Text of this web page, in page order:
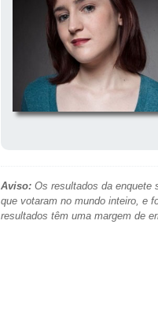
Aviso: Os resultados da enquete
que votaram no mundo inteiro, e
resultados têm uma margem de